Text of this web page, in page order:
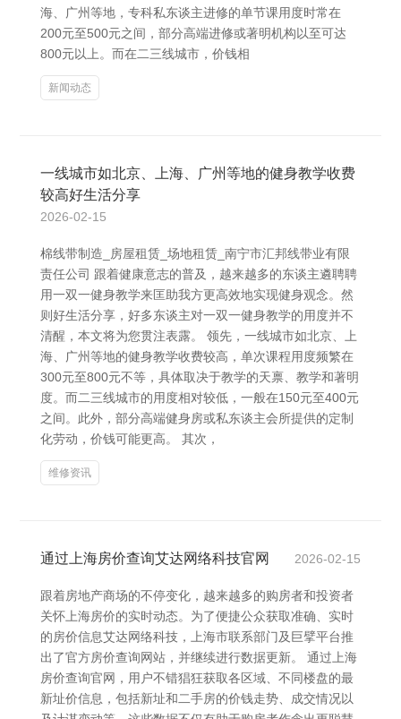
海、广州等地，专科私东谈主进修的单节课用度时常在
200元至500元之间，部分高端进修或著明机构以至可达
800元以上。而在二三线城市，价钱相
新闻动态
一线城市如北京、上海、广州等地的健身教学收费
较高好生活分享
2026-02-15
棉线带制造_房屋租赁_场地租赁_南宁市汇邦线带业有限
责任公司 跟着健康意志的普及，越来越多的东谈主遴聘聘
用一双一健身教学来匡助我方更高效地实现健身观念。然
则好生活分享，好多东谈主对一双一健身教学的用度并不
清醒，本文将为您贯注表露。 领先，一线城市如北京、上
海、广州等地的健身教学收费较高，单次课程用度频繁在
300元至800元不等，具体取决于教学的天禀、教学和著明
度。而二三线城市的用度相对较低，一般在150元至400元
之间。此外，部分高端健身房或私东谈主会所提供的定制
化劳动，价钱可能更高。 其次，
维修资讯
通过上海房价查询艾达网络科技官网 2026-02-15
跟着房地产商场的不停变化，越来越多的购房者和投资者
关怀上海房价的实时动态。为了便捷公众获取准确、实时
的房价信息艾达网络科技，上海市联系部门及巨擘平台推
出了官方房价查询网站，并继续进行数据更新。 通过上海
房价查询官网，用户不错猖狂获取各区域、不同楼盘的最
新址价信息，包括新址和二手房的价钱走势、成交情况以